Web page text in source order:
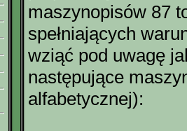
maszynopisów 87
spełniających
wziąć pod uwagę
następujące
alfabetycznej):